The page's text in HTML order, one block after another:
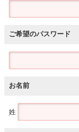
ご希望のパスワード
お名前
姓